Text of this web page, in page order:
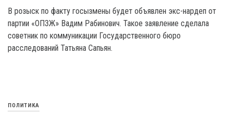
В розыск по факту госызмены будет объявлен экс-нардеп от
партии «ОПЗЖ» Вадим Рабинович. Такое заявление сделала
советник по коммуникации Государственного бюро
расследований Татьяна Сапьян.
ПОЛИТИКА